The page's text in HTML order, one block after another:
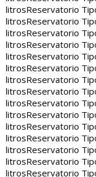
litrosReservatorio
litrosReservatorio
litrosReservatorio
litrosReservatorio
litrosReservatorio
litrosReservatorio
litrosReservatorio
litrosReservatorio
litrosReservatorio
litrosReservatorio
litrosReservatorio
litrosReservatorio
litrosReservatorio
litrosReservatorio
litrosReservatorio